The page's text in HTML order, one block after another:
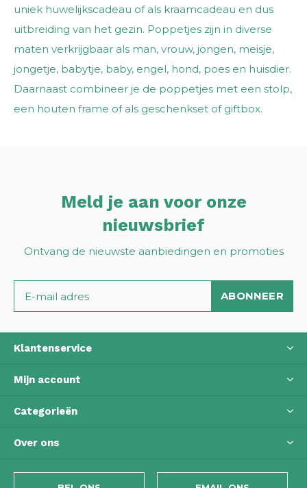
uniek huwelijkscadeau of als kraamcadeau en dus
uitbreiding van het gezin. Poppetjes zijn in diverse
maten verkrijgbaar als man, vrouw, jongen, meisje,
jongetje, babytje, baby, engel, hond, poes en huisdier.
Daarnaast combineer je de poppetjes met een stolp,
een houten frame of als geschenkset of giftbox.
Meld je aan voor onze
nieuwsbrief
Ontvang de nieuwste aanbiedingen en promoties
ABONNEER
Klantenservice
Mijn account
Categorieën
Over ons